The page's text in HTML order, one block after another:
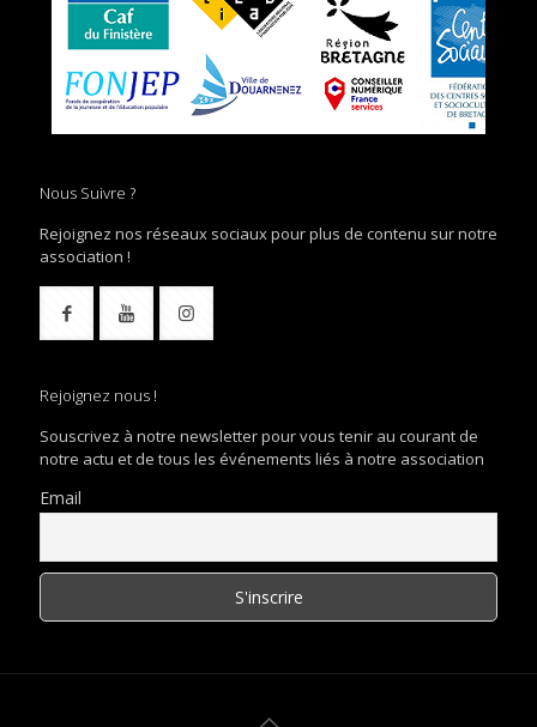
Nous Suivre ?
Rejoignez nos réseaux sociaux pour plus de contenu sur notre
association !
Rejoignez nous !
Souscrivez à notre newsletter pour vous tenir au courant de
notre actu et de tous les événements liés à notre association
Email